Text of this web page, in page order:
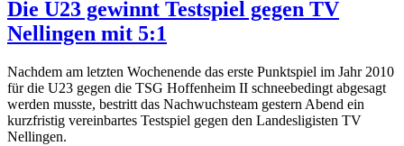
Die U23 gewinnt Testspiel gegen TV
Nellingen mit 5:1
Nachdem am letzten Wochenende das erste Punktspiel im Jahr 2010
für die U23 gegen die TSG Hoffenheim II schneebedingt abgesagt
werden musste, bestritt das Nachwuchsteam gestern Abend ein
kurzfristig vereinbartes Testspiel gegen den Landesligisten TV
Nellingen.